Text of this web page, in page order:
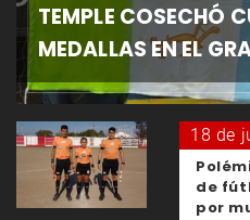
TEMPLE COSECHÓ
MEDALLAS EN EL
18 de
de
por